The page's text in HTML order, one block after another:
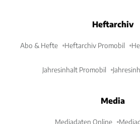
Heftarchiv
Abo & Hefte Heftarchiv Promobil
Jahresinhalt Promobil
Media
Mediadaten Online